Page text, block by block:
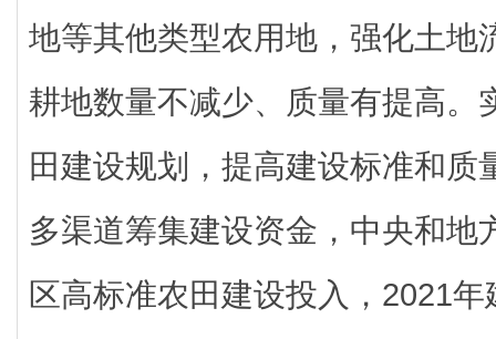
地等其他类型农用地，强化土地
耕地数量不减少、质量有提高。
田建设规划，提高建设标准和质
多渠道筹集建设资金，中央和地
区高标准农田建设投入，2021